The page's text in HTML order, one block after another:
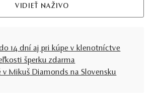
VIDIEŤ NAŽIVO
14 dní aj pri kúpe v klenotníctve
šperku zdarma
v Mikuš Diamonds na Slovensku